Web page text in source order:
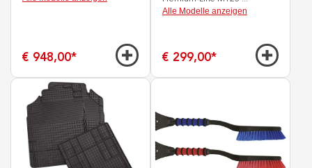
€ 948,00*
Alle Modelle anzeigen
€ 299,00*